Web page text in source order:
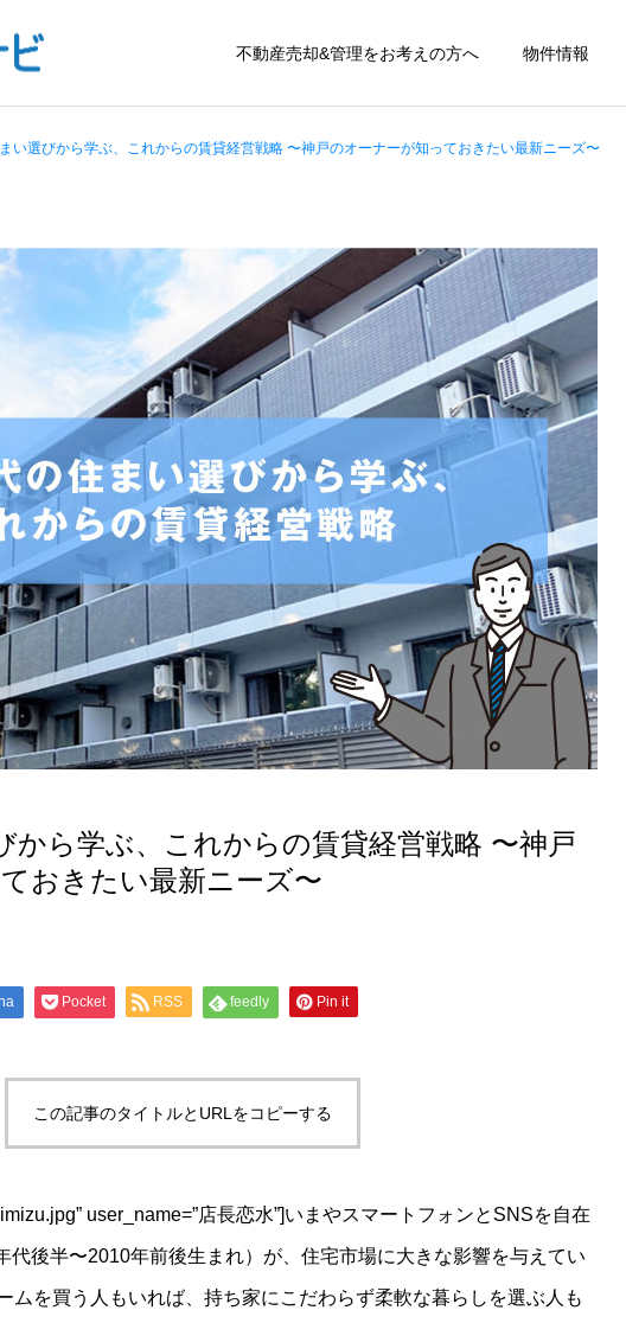
不動産売却&管理をお考えの方へ 物件情報
い選びから学ぶ、これからの賃貸経営戦略 〜神戸のオーナーが知っておきたい最新ニーズ〜
から学ぶ、これからの賃貸経営戦略 〜神戸
おきたい最新ニーズ〜
Pocket RSS feedly Pin it
この記事のタイトルとURLをコピーする
user_name=”店長恋水”]いまやスマートフォンとSNSを自在
代後半〜2010年前後生まれ）が、住宅市場に大きな影響を与えてい
ムを買う人もいれば、持ち家にこだわらず柔軟な暮らしを選ぶ人も